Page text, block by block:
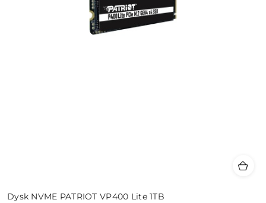
Dysk NVME PATRIOT VP400 Lite 1TB